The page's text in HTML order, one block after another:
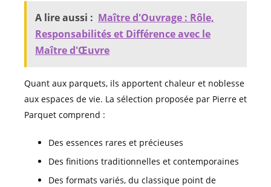
A lire aussi : Maître d'Ouvrage : Rôle,
Responsabilités et Différence avec le
Maître d'Œuvre
Quant aux parquets, ils apportent chaleur et noblesse
aux espaces de vie. La sélection proposée par Pierre et
Parquet comprend :
Des essences rares et précieuses
Des finitions traditionnelles et contemporaines
Des formats variés, du classique point de